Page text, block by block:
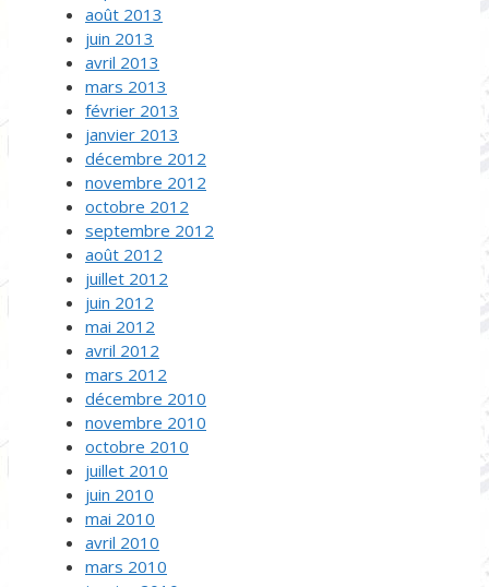
août 2013
juin 2013
avril 2013
mars 2013
février 2013
janvier 2013
décembre 2012
novembre 2012
octobre 2012
septembre 2012
août 2012
juillet 2012
juin 2012
mai 2012
avril 2012
mars 2012
décembre 2010
novembre 2010
octobre 2010
juillet 2010
juin 2010
mai 2010
avril 2010
mars 2010